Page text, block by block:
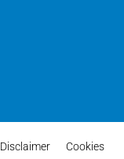
Disclaimer Cookies